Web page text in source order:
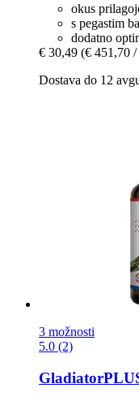
okus
s pegastim
dodatno
€ 30,49 (€ 451,70
Dostava do 12
3 možnosti
5.0 (2)